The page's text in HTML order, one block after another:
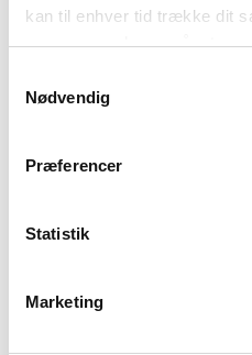
kan til enhver tid trække dit
være opmærksom på, at
tilbagetrækker et samtykke.
Nødvendig
Præferencer
Statistik
Marketing
Af samme forfatter